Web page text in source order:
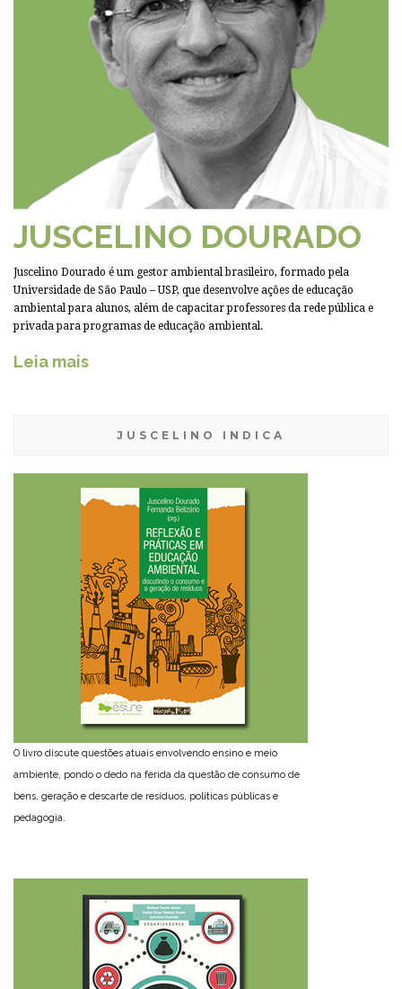
JUSCELINO DOURADO
Juscelino Dourado é um gestor ambiental brasileiro, formado pela
Universidade de São Paulo – USP, que desenvolve ações de educação
ambiental para alunos, além de capacitar professores da rede pública e
privada para programas de educação ambiental.
Leia mais
JUSCELINO INDICA
O livro discute questões atuais envolvendo ensino e meio
ambiente, pondo o dedo na ferida da questão de consumo de
bens, geração e descarte de resíduos, políticas públicas e
pedagogia.